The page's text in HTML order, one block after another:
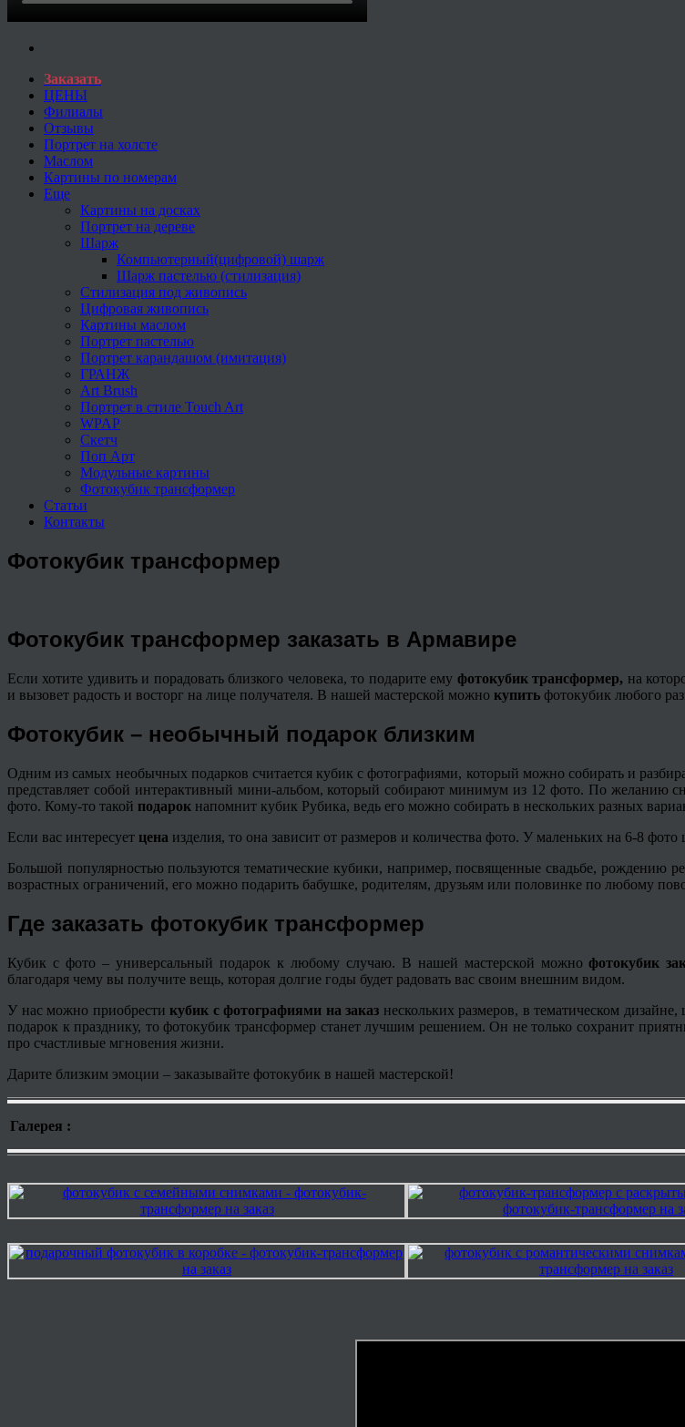
Заказать
ЦЕНЫ
Филиалы
Отзывы
Портрет на холсте
Маслом
Картины по номерам
Еще
Картины на досках
Портрет на дереве
Шарж
Компьютерный(цифровой) шарж
Шарж пастелью (стилизация)
Стилизация под живопись
Цифровая живопись
Картины маслом
Портрет пастелью
Портрет карандашом (имитация)
ГРАНЖ
Art Brush
Портрет в стиле Touch Art
WPAP
Скетч
Поп Арт
Модульные картины
Фотокубик трансформер
Статьи
Контакты
Фотокубик трансформер
Фотокубик трансформер заказать в Армавире
Если хотите удивить и порадовать близкого человека, то подарите ему фотокубик трансформер, на
и вызовет радость и восторг на лице получателя. В нашей мастерской можно купить фотокубик любого
Фотокубик – необычный подарок близким
Одним из самых необычных подарков считается кубик с фотографиями, который можно собирать и
представляет собой интерактивный мини-альбом, который собирают минимум из 12 фото. По желанию
фото. Кому-то такой подарок напомнит кубик Рубика, ведь его можно собирать в нескольких разных
Если вас интересует цена изделия, то она зависит от размеров и количества фото. У маленьких на 6-8
Большой популярностью пользуются тематические кубики, например, посвященные свадьбе,
возрастных ограничений, его можно подарить бабушке, родителям, друзьям или половинке по любому
Где заказать фотокубик трансформер
Кубик с фото – универсальный подарок к любому случаю. В нашей мастерской можнофотокубик
благодаря чему вы получите вещь, которая долгие годы будет радовать вас своим внешним видом.
У нас можно приобрести кубик с фотографиями на заказ нескольких размеров, в тематическом
подарок к празднику, то фотокубик трансформер станет лучшим решением. Он не только сохранит
про счастливые мгновения жизни.
Дарите близким эмоции – заказывайте фотокубик в нашей мастерской!
Галерея :